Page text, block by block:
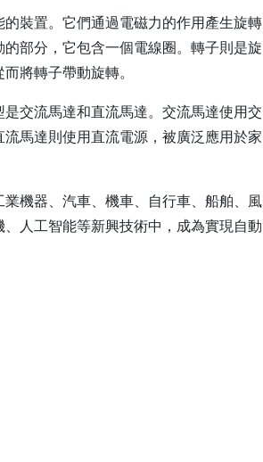
裝置。它們通過電磁力的作用產生旋轉
部分，它包含一個電線圈。轉子則是旋
將轉子帶動旋轉。
交流馬達和直流馬達。交流馬達使用交
馬達則使用直流電源，被廣泛應用於家
機器、汽車、機車、自行車、船舶、風
人工智能等新興技術中，成為實現自動